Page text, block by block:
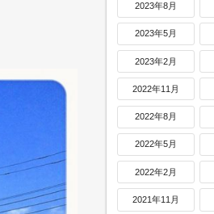
2023年8月
2023年5月
2023年2月
2022年11月
2022年8月
2022年5月
2022年2月
2021年11月